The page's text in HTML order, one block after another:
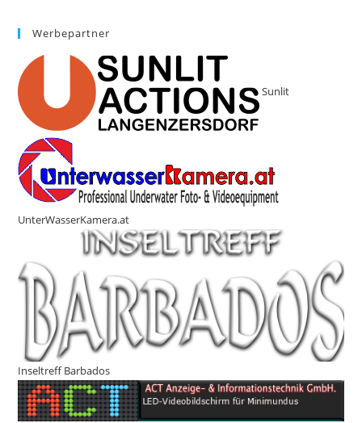
Werbepartner
Sunlit
UnterWasserKamera.at
Inseltreff Barbados